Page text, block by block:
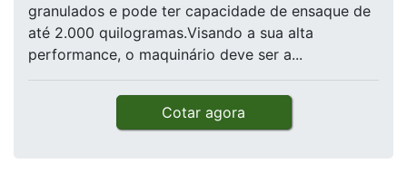
granulados e pode ter capacidade de ensaque de
até 2.000 quilogramas.Visando a sua alta
performance, o maquinário deve ser a...
Cotar agora